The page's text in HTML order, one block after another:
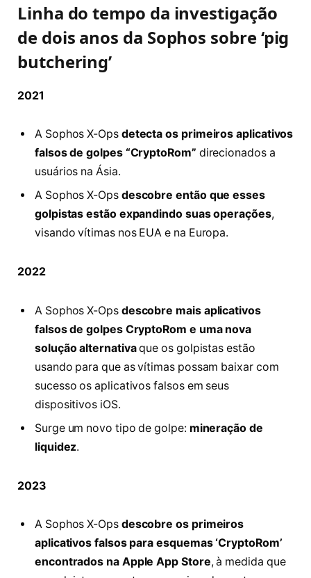
Linha do tempo da investigação
de dois anos da Sophos sobre ‘pig
butchering’
2021
A Sophos X-Ops detecta os primeiros aplicativos
falsos de golpes “CryptoRom” direcionados a
usuários na Ásia.
A Sophos X-Ops descobre então que esses
golpistas estão expandindo suas operações,
visando vítimas nos EUA e na Europa.
2022
A Sophos X-Ops descobre mais aplicativos
falsos de golpes CryptoRom e uma nova
solução alternativaque os golpistas estão
usando para que as vítimas possam baixar com
sucesso os aplicativos falsos em seus
dispositivos iOS.
Surge um novo tipo de golpe: mineração de
liquidez.
2023
A Sophos X-Ops descobre os primeiros
aplicativos falsos para esquemas ‘CryptoRom’
encontrados na Apple App Store, à medida que